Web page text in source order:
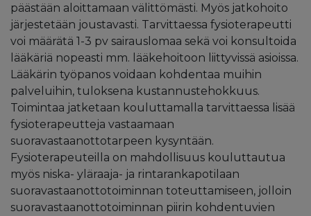
päästään aloittamaan välittömästi. Myös jatkohoito
järjestetään joustavasti. Tarvittaessa fysioterapeutti
voi määrätä 1-3 pv sairauslomaa sekä voi konsultoida
lääkäriä nopeasti mm. lääkehoitoon liittyvissä asioissa.
Lääkärin työpanos voidaan kohdentaa muihin
palveluihin, tuloksena kustannustehokkuus.
Toimintaa jatketaan kouluttamalla tarvittaessa lisää
fysioterapeutteja vastaamaan
suoravastaanottotarpeen kysyntään.
Fysioterapeuteilla on mahdollisuus kouluttautua
myös niska- yläraaja- ja rintarankapotilaan
suoravastaanottotoiminnan toteuttamiseen, jolloin
suoravastaanottotoiminnan piirin kohdentuvien